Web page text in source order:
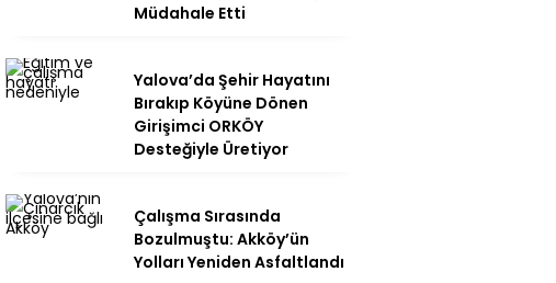
Müdahale Etti
Yalova’da Şehir Hayatını
Bırakıp Köyüne Dönen
Girişimci ORKÖY
Desteğiyle Üretiyor
Çalışma Sırasında
Bozulmuştu: Akköy’ün
Yolları Yeniden Asfaltlandı